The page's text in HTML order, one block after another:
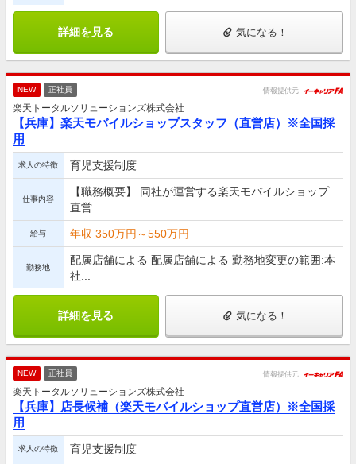
詳細を見る 気になる！
NEW 正社員 情報提供元
楽天トータルソリューションズ株式会社
【兵庫】楽天モバイルショップスタッフ（直営店）※全国採
用
求人の特徴 育児支援制度
仕事内容
【職務概要】 同社が運営する楽天モバイルショップ
直営...
給与 年収 350万円～550万円
勤務地
配属店舗による 配属店舗による 勤務地変更の範囲:本
社...
詳細を見る 気になる！
NEW 正社員 情報提供元
楽天トータルソリューションズ株式会社
【兵庫】店長候補（楽天モバイルショップ直営店）※全国採
用
求人の特徴 育児支援制度